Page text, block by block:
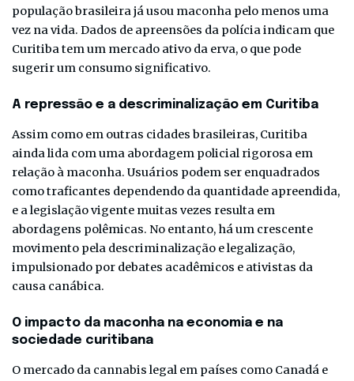
população brasileira já usou maconha pelo menos uma
vez na vida. Dados de apreensões da polícia indicam que
Curitiba tem um mercado ativo da erva, o que pode
sugerir um consumo significativo.
A repressão e a descriminalização em Curitiba
Assim como em outras cidades brasileiras, Curitiba
ainda lida com uma abordagem policial rigorosa em
relação à maconha. Usuários podem ser enquadrados
como traficantes dependendo da quantidade apreendida,
e a legislação vigente muitas vezes resulta em
abordagens polêmicas. No entanto, há um crescente
movimento pela descriminalização e legalização,
impulsionado por debates acadêmicos e ativistas da
causa canábica.
O impacto da maconha na economia e na
sociedade curitibana
O mercado da cannabis legal em países como Canadá e